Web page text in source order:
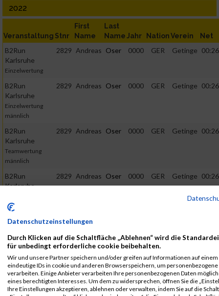
2022
Veranstaltung Stnr
First
Name
Last
NameJahr NationVerein Net
B2Run
Karlsruhe
Einzelwertung
2829 Andreas Oser 0000 GER Getinge
B2Run
Karlsruhe
Einzelwertung
männlich
2829 Andreas Oser 0000 GER Getinge
B2Run
Karlsruhe
Teamwertung
männlich
2829 Andreas Oser 0000 GER Getinge
B2Run
Karlsruhe
mixed
2829 Andreas Oser 0000 GER Getinge
2019
First
Last
B2Run
Karlsruhe
B2Run Karlsruhe
5093 Andreas Oser 0000 GER
MAQUET
Holding
B.V. & Co.
Datenschutzeinstellungen
Durch Klicken auf die Schaltfläche „Ablehnen“ wird die
für unbedingt erforderliche cookie beibehalten.
Wir und unsere Partner speichern und/oder greifen auf Informationen auf einem
eindeutige IDs in cookie und anderen Browserspeichern, um personenbezogene
verarbeiten. Einige Anbieter verarbeiten Ihre personenbezogenen Daten
eines berechtigten Interesses. Um dem zu widersprechen, öffnen Sie die
Ihre Einstellungen akzeptieren, ablehnen oder verwalten, indem Sie auf die